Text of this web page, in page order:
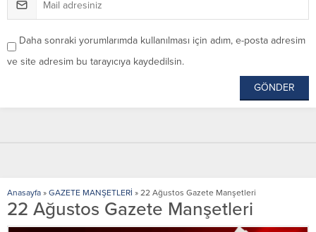
Daha sonraki yorumlarımda kullanılması için adım, e-posta adresim
ve site adresim bu tarayıcıya kaydedilsin.
Anasayfa » GAZETE MANŞETLERİ » 22 Ağustos Gazete Manşetleri
22 Ağustos Gazete Manşetleri